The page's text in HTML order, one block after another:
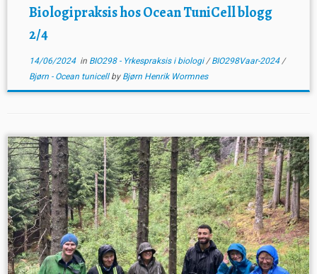
Biologipraksis hos Ocean TuniCell blogg
2/4
14/06/2024in BIO298 - Yrkespraksis i biologi/BIO298Vaar-2024/
Bjørn - Ocean tunicellby Bjørn Henrik Wormnes